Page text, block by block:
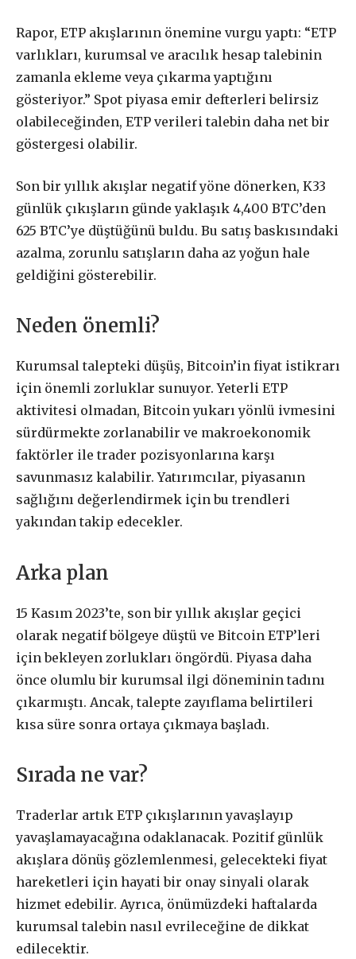
Rapor, ETP akışlarının önemine vurgu yaptı: “ETP
varlıkları, kurumsal ve aracılık hesap talebinin
zamanla ekleme veya çıkarma yaptığını
gösteriyor.” Spot piyasa emir defterleri belirsiz
olabileceğinden, ETP verileri talebin daha net bir
göstergesi olabilir.
Son bir yıllık akışlar negatif yöne dönerken, K33
günlük çıkışların günde yaklaşık 4,400 BTC’den
625 BTC’ye düştüğünü buldu. Bu satış baskısındaki
azalma, zorunlu satışların daha az yoğun hale
geldiğini gösterebilir.
Neden önemli?
Kurumsal talepteki düşüş, Bitcoin’in fiyat istikrarı
için önemli zorluklar sunuyor. Yeterli ETP
aktivitesi olmadan, Bitcoin yukarı yönlü ivmesini
sürdürmekte zorlanabilir ve makroekonomik
faktörler ile trader pozisyonlarına karşı
savunmasız kalabilir. Yatırımcılar, piyasanın
sağlığını değerlendirmek için bu trendleri
yakından takip edecekler.
Arka plan
15 Kasım 2023’te, son bir yıllık akışlar geçici
olarak negatif bölgeye düştü ve Bitcoin ETP’leri
için bekleyen zorlukları öngördü. Piyasa daha
önce olumlu bir kurumsal ilgi döneminin tadını
çıkarmıştı. Ancak, talepte zayıflama belirtileri
kısa süre sonra ortaya çıkmaya başladı.
Sırada ne var?
Traderlar artık ETP çıkışlarının yavaşlayıp
yavaşlamayacağına odaklanacak. Pozitif günlük
akışlara dönüş gözlemlenmesi, gelecekteki fiyat
hareketleri için hayati bir onay sinyali olarak
hizmet edebilir. Ayrıca, önümüzdeki haftalarda
kurumsal talebin nasıl evrileceğine de dikkat
edilecektir.